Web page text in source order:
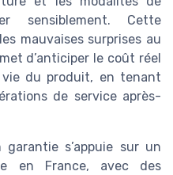
sensiblement. Cette
mauvaises surprises au
d’anticiper le coût réel
du produit, en tenant
de service après-
s’appuie sur un
en France, avec des